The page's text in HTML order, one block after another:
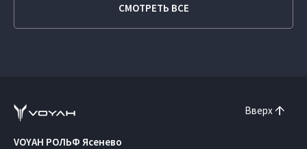
СМОТРЕТЬ ВСЕ
Вверх
VOYAH РОЛЬФ Ясенево